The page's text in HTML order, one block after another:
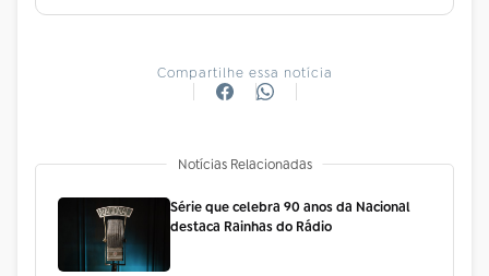
Compartilhe essa notícia
Notícias Relacionadas
Série que celebra 90 anos da Nacional
destaca Rainhas do Rádio